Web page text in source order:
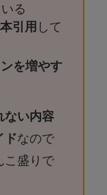
る
引用 して
を増やす
ない内容
ドなので
こ盛りで